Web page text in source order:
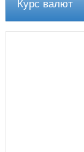
Курс валют